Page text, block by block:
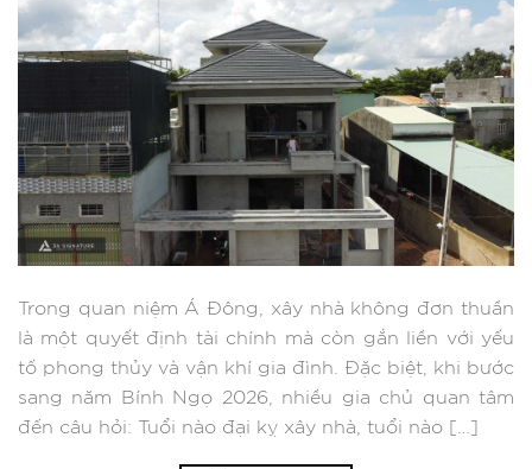
Trong quan niệm Á Đông, xây nhà không đơn thuần
là một quyết định tài chính mà còn gắn liền với yếu
tố phong thủy và vận khí gia đình. Đặc biệt, khi bước
sang năm Bính Ngọ 2026, nhiều gia chủ quan tâm
đến câu hỏi: Tuổi nào đại kỵ xây nhà, tuổi nào […]